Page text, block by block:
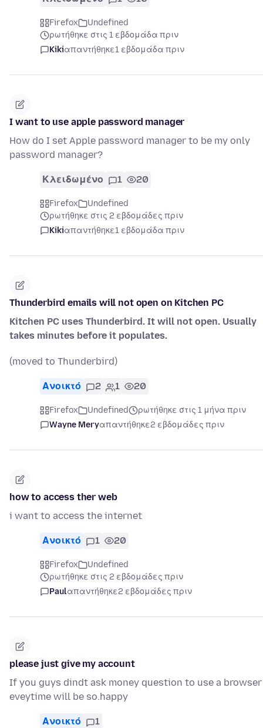
Firefox
Undefined
ρωτήθηκε στις 1 εβδομάδα πριν
Kikiαπαντήθηκε1 εβδομάδα πριν
I want to use apple password manager
How do I set Apple password manager to be my only
password manager?
Κλειδωμένο 1 20
Firefox
Undefined
ρωτήθηκε στις 2 εβδομάδες πριν
Kikiαπαντήθηκε1 εβδομάδα πριν
Thunderbird emails will not open on Kitchen PC
Kitchen PC uses Thunderbird. It will not open. Usually
takes minutes before it populates.
(moved to Thunderbird)
Ανοικτό 2 1 20
Firefox Undefined
ρωτήθηκε στις 1 μήνα πριν
Wayne Meryαπαντήθηκε2 εβδομάδες πριν
how to access ther web
i want to access the internet
Ανοικτό 1 20
Firefox
Undefined
ρωτήθηκε στις 2 εβδομάδες πριν
Paulαπαντήθηκε2 εβδομάδες πριν
please just give my account
If you guys dindt ask money question to use a browser
eveytime will be so.happy
Ανοικτό 1